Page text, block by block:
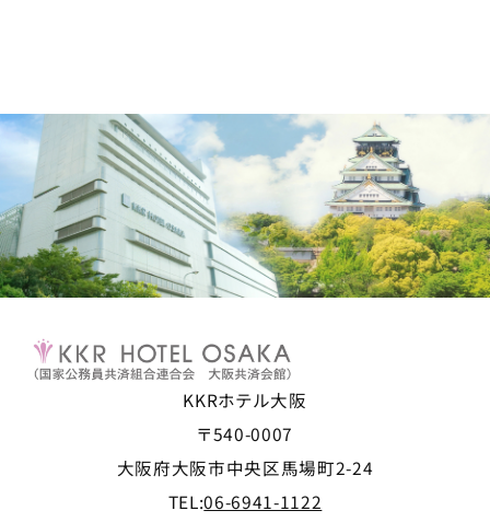
KKRホテル大阪
〒540-0007
大阪府大阪市中央区馬場町2-24
TEL:06-6941-1122